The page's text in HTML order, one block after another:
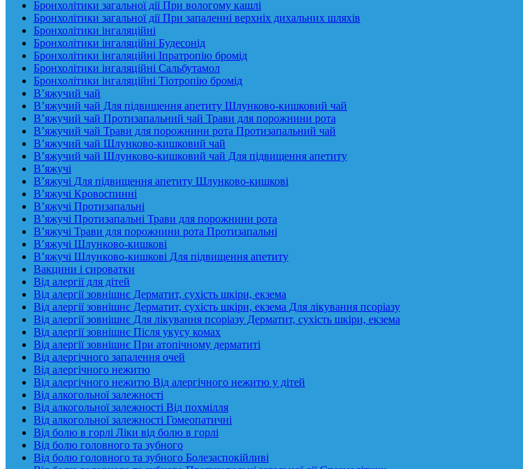
Бронхолітики загальної дії При вологому кашлі
Бронхолітики загальної дії При запаленні верхніх дихальних шляхів
Бронхолітики інгаляційні
Бронхолітики інгаляційні Будесонід
Бронхолітики інгаляційні Іпратропію бромід
Бронхолітики інгаляційні Сальбутамол
Бронхолітики інгаляційні Тіотропію бромід
В’яжучий чай
В’яжучий чай Для підвищення апетиту Шлунково-кишковий чай
В’яжучий чай Протизапальний чай Трави для порожнини рота
В’яжучий чай Трави для порожнини рота Протизапальний чай
В’яжучий чай Шлунково-кишковий чай
В’яжучий чай Шлунково-кишковий чай Для підвищення апетиту
В’яжучі
В’яжучі Для підвищення апетиту Шлунково-кишкові
В’яжучі Кровоспинні
В’яжучі Протизапальні
В’яжучі Протизапальні Трави для порожнини рота
В’яжучі Трави для порожнини рота Протизапальні
В’яжучі Шлунково-кишкові
В’яжучі Шлунково-кишкові Для підвищення апетиту
Вакцини і сироватки
Від алергії для дітей
Від алергії зовнішнє Дерматит, сухість шкіри, екзема
Від алергії зовнішнє Дерматит, сухість шкіри, екзема Для лікування псоріазу
Від алергії зовнішнє Для лікування псоріазу Дерматит, сухість шкіри, екзема
Від алергії зовнішнє Після укусу комах
Від алергії зовнішнє При атопічному дерматиті
Від алергічного запалення очей
Від алергічного нежитю
Від алергічного нежитю Від алергічного нежитю у дітей
Від алкогольної залежності
Від алкогольної залежності Від похмілля
Від алкогольної залежності Гомеопатичні
Від болю в горлі Ліки від болю в горлі
Від болю головного та зубного
Від болю головного та зубного Болезаспокійливі